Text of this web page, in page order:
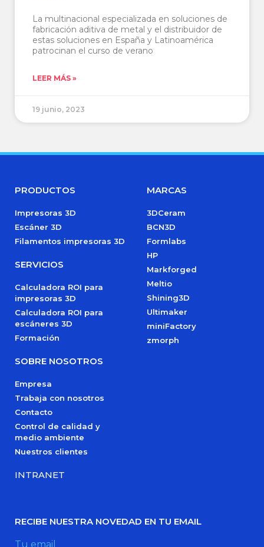
La multinacional especializada en soluciones de
fabricación aditiva de metal y el distribuidor de
estas soluciones en España y Latinoamérica
patrocinan el curso de verano
LEER MÁS »
19 junio, 2023
PRODUCTOS
Impresoras 3D
Escáner 3D
Filamentos impresoras 3D
SERVICIOS
Calculadora ROI para
impresoras 3D
Calculadora ROI para
escáneres 3D
Formación
SOBRE NOSOTROS
Empresa
Trabaja con nosotros
Contacto
Control de calidad y
medio ambiente
Nuestros clientes
INTRANET
MARCAS
3DCeram
BCN3D
Formlabs
HP
Markforged
Meltio
Shining3D
Ultimaker
miniFactory
zmorph
RECIBE NUESTRA NOVEDAD EN TU EMAIL
Tu email